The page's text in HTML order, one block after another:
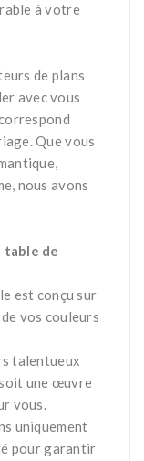
à votre
de plans
avec vous
Que vous
nous avons
table de
est conçu sur
vos couleurs
talentueux
une œuvre
vous.
uniquement
pour garantir